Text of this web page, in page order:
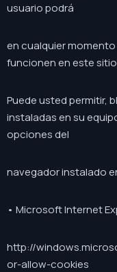
usuario podrá
en cualquier
funcionen en este
Puede usted permitir,
instaladas en su
opciones del
navegador instalado
• Microsoft Internet
http://
or-allow-cookies